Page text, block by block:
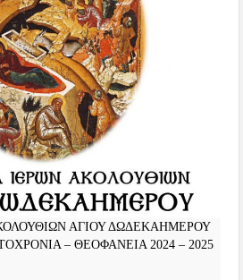
ΑΓΙΟΥ ΔΩΔΕΚΑΗΜΕΡΟΥ
– ΘΕΟΦΑΝΕΙΑ 2024 – 2025